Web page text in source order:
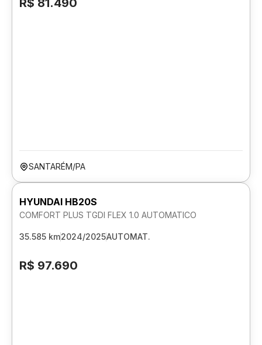
R$ 81.490
SANTARÉM/PA
HYUNDAI HB20S
COMFORT PLUS TGDI FLEX 1.0 AUTOMATICO
35.585 km2024/2025AUTOMAT.
R$ 97.690